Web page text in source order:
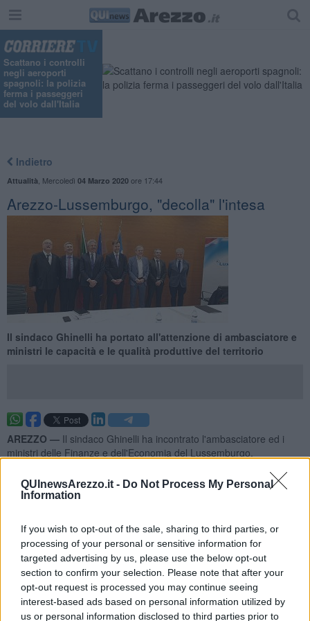
QUInewsArezzo.it - Do Not Process My Personal
Information
If you wish to opt-out of the sale, sharing to third parties, or
processing of your personal or sensitive information for
targeted advertising by us, please use the below opt-out
section to confirm your selection. Please note that after your
opt-out request is processed you may continue seeing
interest-based ads based on personal information utilized by
us or personal information disclosed to third parties prior to
Scattano i controlli
negli aeroporti
spagnoli: la polizia
ferma i passeggeri
del volo dall'Italia
Indietro
Attualità Mercoledì 04 Marzo 2020ore 17:44
Arezzo-Lussemburgo, "decolla" l'intesa
Il sindaco Ghinelli ha portato all'attenzione di ambasciatore e
ministri le capacità e le qualità produttive del territorio
AREZZO — Il sindaco Ghinelli ha incontrato l'ambasciatore ed i
ministri delle Finanze e dell'Economia del Lussemburgo.
Il vertice, voluto dallo stesso rappresentante del granducato in Italia
ed organizzato dalla Camera di Commercio di Firenze, è servito al
primo cittadino aretino per rappresentare le qualità produttive che il
Particolare attenzione è stata riservata alle tecnologie
dell'informazione e della comunicazione e a quelle dell'industria
spaziale.